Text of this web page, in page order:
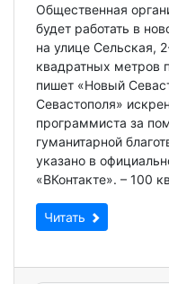
Общественная
будет работать в
на улице Сельская,
квадратных метров
пишет «Новый
Севастополя»
программиста за
гуманитарной
указано в
«ВКонтакте». – 100
Читать